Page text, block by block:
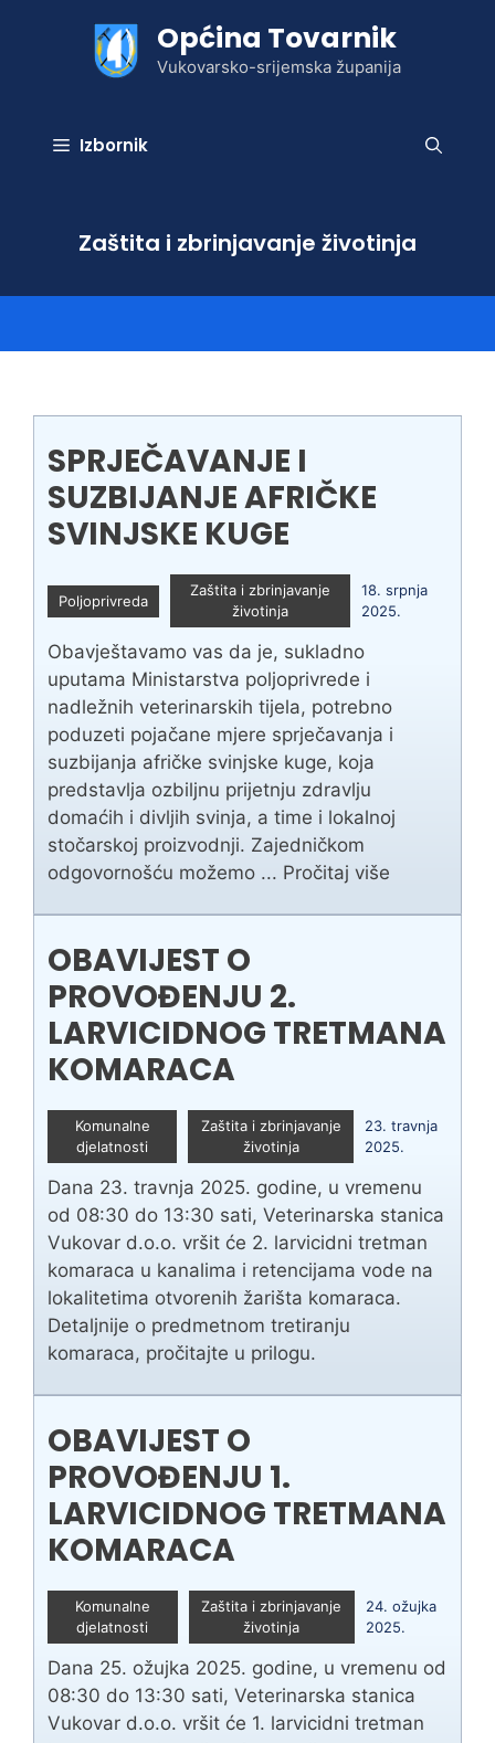
Općina Tovarnik
Vukovarsko-srijemska županija
Izbornik
Zaštita i zbrinjavanje životinja
SPRJEČAVANJE I
SUZBIJANJE AFRIČKE
SVINJSKE KUGE
Poljoprivreda
Zaštita i zbrinjavanje
životinja
18. srpnja
2025.
Obavještavamo vas da je, sukladno
uputama Ministarstva poljoprivrede i
nadležnih veterinarskih tijela, potrebno
poduzeti pojačane mjere sprječavanja i
suzbijanja afričke svinjske kuge, koja
predstavlja ozbiljnu prijetnju zdravlju
domaćih i divljih svinja, a time i lokalnoj
stočarskoj proizvodnji. Zajedničkom
odgovornošću možemo ... Pročitaj više
OBAVIJEST O
PROVOĐENJU 2.
LARVICIDNOG TRETMANA
KOMARACA
Komunalne
djelatnosti
Zaštita i zbrinjavanje
životinja
23. travnja
2025.
Dana 23. travnja 2025. godine, u vremenu
od 08:30 do 13:30 sati, Veterinarska stanica
Vukovar d.o.o. vršit će 2. larvicidni tretman
komaraca u kanalima i retencijama vode na
lokalitetima otvorenih žarišta komaraca.
Detaljnije o predmetnom tretiranju
komaraca, pročitajte u prilogu.
OBAVIJEST O
PROVOĐENJU 1.
LARVICIDNOG TRETMANA
KOMARACA
Komunalne
djelatnosti
Zaštita i zbrinjavanje
životinja
24. ožujka
2025.
Dana 25. ožujka 2025. godine, u vremenu od
08:30 do 13:30 sati, Veterinarska stanica
Vukovar d.o.o. vršit će 1. larvicidni tretman